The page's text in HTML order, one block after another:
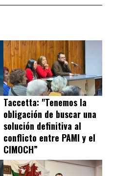
Taccetta: "Tenemos la
obligación de buscar una
solución definitiva al
conflicto entre PAMI y el
CIMOCH”